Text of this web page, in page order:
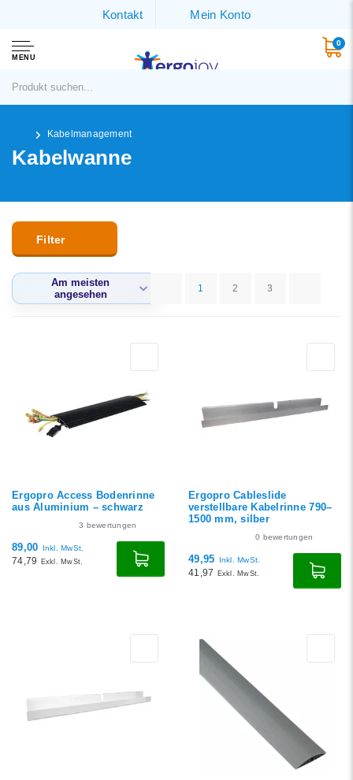
Kontakt Mein Konto
MENU
0
Kabelmanagement
Kabelwanne
Filter
Am meisten
angesehen
Niedrigster Preis
Höchster Preis
1 2 3
Ergopro Access Bodenrinne
aus Aluminium – schwarz
3 bewertungen
89,00 Inkl. MwSt.
74,79 Exkl. MwSt.
Ergopro Cableslide
verstellbare Kabelrinne 790–
1500 mm, silber
0 bewertungen
49,95 Inkl. MwSt.
41,97 Exkl. MwSt.